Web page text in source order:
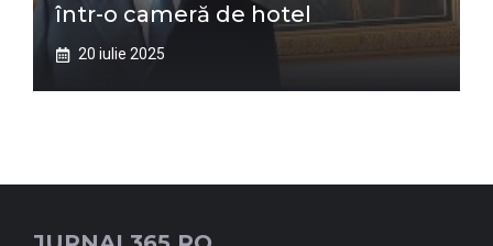
într-o cameră de hotel
20 iulie 2025